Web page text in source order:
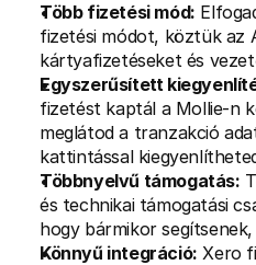
Több fizetési mód:
fizetési módot, köztük az
kártyafizetéseket és
Egyszerűsített
fizetést kaptál a Mollie-n
meglátod a tranzakció
kattintással
Többnyelvű támogatás:
és technikai támogatási
hogy bármikor
Könnyű integráció: Xero